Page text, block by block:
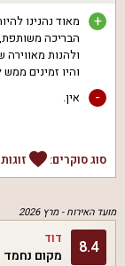
+
מאוד נהנינו
הבריכה משותפת,
ולהנות
והיו זמינים
- אין.
סוג סוקרים: זוגות
מועד האירוח -מרץ 2026
8.4 דוד
מקום נחמד